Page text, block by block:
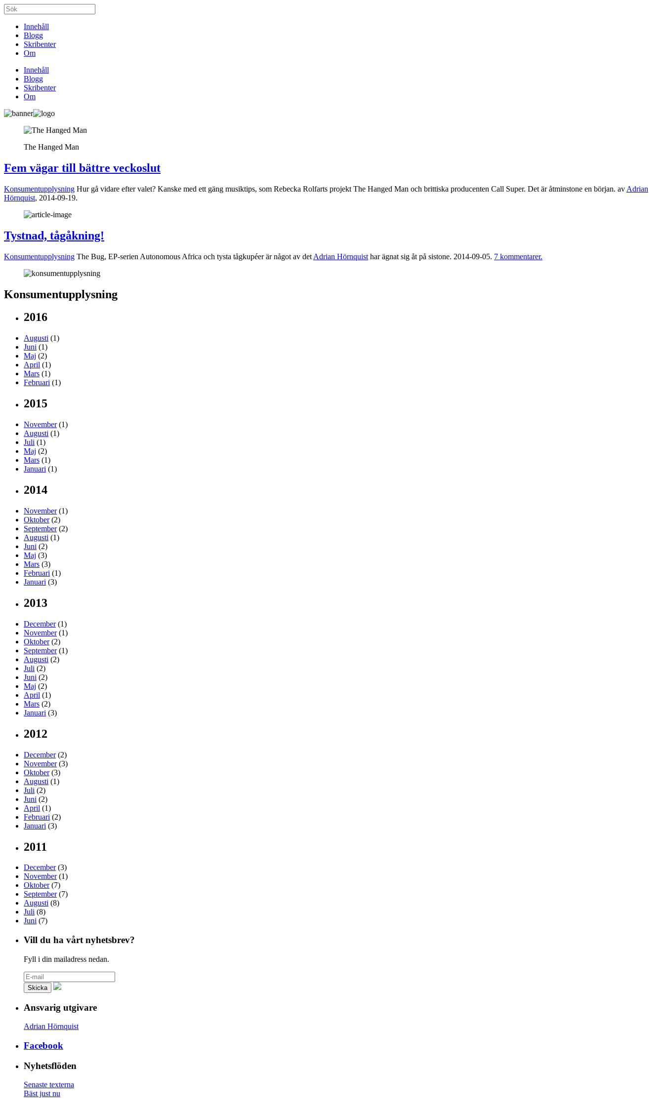
Innehåll
Blogg
Skribenter
Om
Innehåll
Blogg
Skribenter
Om
The Hanged Man
Fem vägar till bättre veckoslut
Konsumentupplysning Hur gå vidare efter valet? Kanske med ett gäng musiktips, som Rebecka Rolfarts projekt The Hanged Man och brittiska producenten Call Super. Det är åtminstone en början. av Adrian
Hörnquist, 2014-09-19.
Tystnad, tågåkning!
Konsumentupplysning The Bug, EP-serien Autonomous Africa och tysta tågkupéer är något av det Adrian Hörnquist har ägnat sig åt på sistone. 2014-09-05. 7 kommentarer.
Konsumentupplysning
2016
Augusti (1)
Juni (1)
Maj (2)
April (1)
Mars (1)
Februari (1)
2015
November (1)
Augusti (1)
Juli (1)
Maj (2)
Mars (1)
Januari (1)
2014
November (1)
Oktober (2)
September (2)
Augusti (1)
Juni (2)
Maj (3)
Mars (3)
Februari (1)
Januari (3)
2013
December (1)
November (1)
Oktober (2)
September (1)
Augusti (2)
Juli (2)
Juni (2)
Maj (2)
April (1)
Mars (2)
Januari (3)
2012
December (2)
November (3)
Oktober (3)
Augusti (1)
Juli (2)
Juni (2)
April (1)
Februari (2)
Januari (3)
2011
December (3)
November (1)
Oktober (7)
September (7)
Augusti (8)
Juli (8)
Juni (7)
Vill du ha vårt nyhetsbrev?
Fyll i din mailadress nedan.
Ansvarig utgivare
Adrian Hörnquist
Facebook
Nyhetsflöden
Senaste texterna
Bäst just nu